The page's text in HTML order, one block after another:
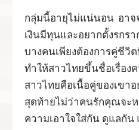
กลุ่มนี้อายุไม่แน่นอน อาจ
เงินมีทุนและอยากตั้งรก
บางคนเพียงต้องการคู่ชี
ทำให้สาวไทยขึ้นชื่อเรื่อง
สาวไทยคือเนื้อคู่ของเขาอ
สุดท้ายไม่ว่าคนรักคุณจะ
ความเอาใจใส่กัน ดูแลกั